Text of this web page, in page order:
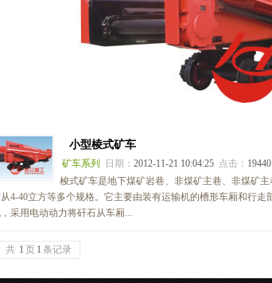
小型棱式矿车
矿车系列 日期： 2012-11-21 10:04:25 点击： 19440
梭式矿车是地下煤矿岩巷、非煤矿主巷、非煤矿
4-40立方等多个规格。它主要由装有运输机的槽形车厢和行
采用电动动力将矸石从车厢...
共 1 页 1 条记录